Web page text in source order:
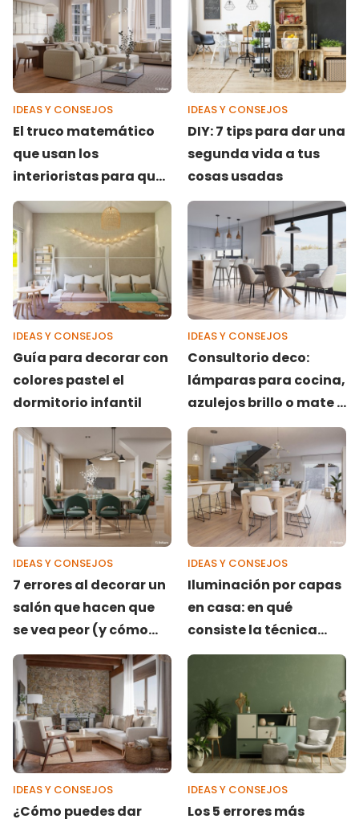
IDEAS Y CONSEJOS
El truco matemático
que usan los
interioristas para que
un salón parezca de
revista (sin gastar
dinero)
IDEAS Y CONSEJOS
DIY: 7 tips para dar una
segunda vida a tus
cosas usadas
IDEAS Y CONSEJOS
Guía para decorar con
colores pastel el
dormitorio infantil
IDEAS Y CONSEJOS
Consultorio deco:
lámparas para cocina,
azulejos brillo o mate y
cómo ganar amplitud
con las vigas
IDEAS Y CONSEJOS
7 errores al decorar un
salón que hacen que
se vea peor (y cómo
evitarlos)
IDEAS Y CONSEJOS
Iluminación por capas
en casa: en qué
consiste la técnica
clave de los
IDEAS Y CONSEJOS
¿Cómo puedes dar
IDEAS Y CONSEJOS
Los 5 errores más